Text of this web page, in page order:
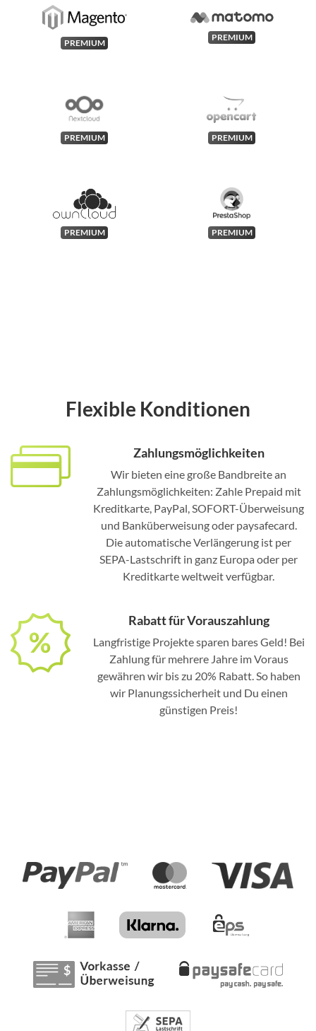
PREMIUM
PREMIUM
PREMIUM PREMIUM
PREMIUM PREMIUM
Flexible Konditionen
Zahlungsmöglichkeiten
Wir bieten eine große Bandbreite an
Zahlungsmöglichkeiten: Zahle Prepaid mit
Kreditkarte, PayPal, SOFORT-Überweisung
und Banküberweisung oder paysafecard.
Die automatische Verlängerung ist per
SEPA-Lastschrift in ganz Europa oder per
Kreditkarte weltweit verfügbar.
Rabatt für Vorauszahlung
Langfristige Projekte sparen bares Geld! Bei
Zahlung für mehrere Jahre im Voraus
gewähren wir bis zu 20% Rabatt. So haben
wir Planungssicherheit und Du einen
günstigen Preis!